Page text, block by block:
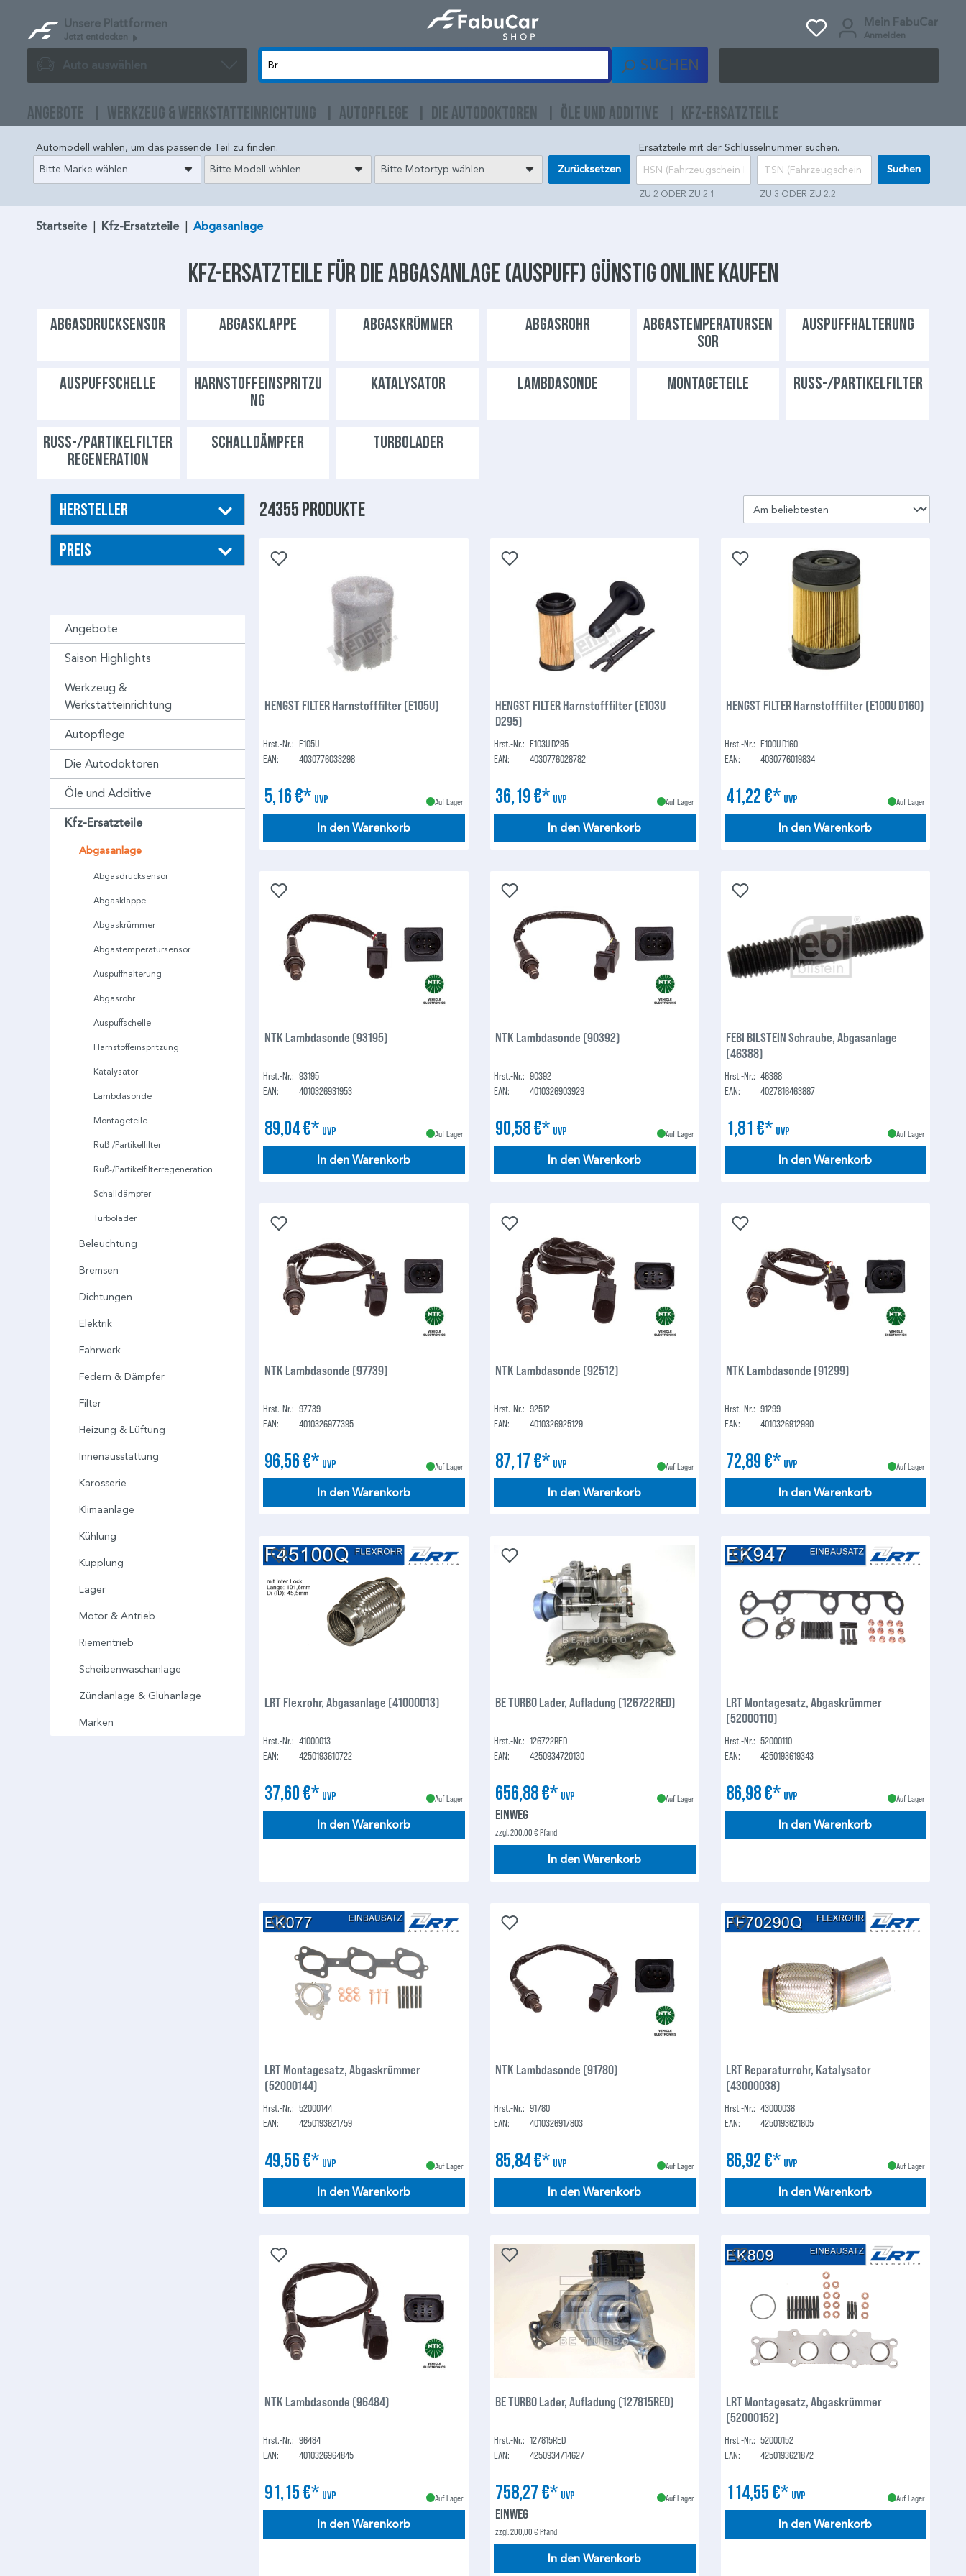
Unsere Plattformen
Jetzt entdecken
Mein FabuCar
Anmelden
Auto auswählen SUCHEN
ANGEBOTE WERKZEUG & WERKSTATTEINRICHTUNG AUTOPFLEGE DIE AUTODOKTOREN ÖLE UND ADDITIVE KFZ-ERSATZTEILE
Automodell wählen, um das passende Teil zu finden.
Bitte Marke wählen
Bitte Modell wählen Bitte Motortyp wählen Zurücksetzen
Ersatzteile mit der Schlüsselnummer suchen.
ZU 2 ODER ZU 2.1 ZU 3 ODER ZU 2.2
Suchen
Startseite Kfz-Ersatzteile Abgasanlage
Kfz-Ersatzteile für dieAbgasanlage (Auspuff) günstig online kaufen
ABGASDRUCKSENSOR ABGASKLAPPE ABGASKRÜMMER ABGASROHR
ABGASTEMPERATURSEN
SOR
AUSPUFFHALTERUNG
AUSPUFFSCHELLE
HARNSTOFFEINSPRITZU
NG
KATALYSATOR LAMBDASONDE MONTAGETEILE RUSS-/PARTIKELFILTER
RUSS-/PARTIKELFILTERR
EGENERATION
SCHALLDÄMPFER TURBOLADER
Hersteller
Preis
Angebote
Saison Highlights
Werkzeug &
Werkstatteinrichtung
Autopflege
Die Autodoktoren
Öle und Additive
Kfz-Ersatzteile
Abgasanlage
Abgasdrucksensor
Abgasklappe
Abgaskrümmer
Abgastemperatursensor
Auspuffhalterung
Abgasrohr
Auspuffschelle
Harnstoffeinspritzung
Katalysator
Lambdasonde
Montageteile
Ruß-/Partikelfilter
Ruß-/Partikelfilterregeneration
Schalldämpfer
Turbolader
Beleuchtung
Bremsen
Dichtungen
Elektrik
Fahrwerk
Federn & Dämpfer
Filter
Heizung & Lüftung
Innenausstattung
Karosserie
Klimaanlage
Kühlung
Kupplung
Lager
Motor & Antrieb
Riementrieb
Scheibenwaschanlage
Zündanlage & Glühanlage
Marken
24355 Produkte
HENGST FILTER Harnstofffilter (E105U)
Hrst.-Nr.: E105U
EAN:
4030776033298
5,16 €* UVP Auf Lager
In den Warenkorb
HENGST FILTER Harnstofffilter (E103U
D295)
Hrst.-Nr.: E103U D295
EAN:
4030776028782
36,19 €* UVP Auf Lager
In den Warenkorb
HENGST FILTER Harnstofffilter (E100U D160)
Hrst.-Nr.: E100U D160
EAN:
4030776019834
41,22 €* UVP Auf Lager
In den Warenkorb
NTK Lambdasonde (93195)
Hrst.-Nr.: 93195
EAN:
4010326931953
89,04 €* UVP Auf Lager
In den Warenkorb
NTK Lambdasonde (90392)
Hrst.-Nr.: 90392
EAN:
4010326903929
90,58 €* UVP Auf Lager
In den Warenkorb
FEBI BILSTEIN Schraube, Abgasanlage
(46388)
Hrst.-Nr.: 46388
EAN:
4027816463887
1,81 €* UVP Auf Lager
In den Warenkorb
NTK Lambdasonde (97739)
Hrst.-Nr.: 97739
EAN:
4010326977395
96,56 €* UVP Auf Lager
In den Warenkorb
NTK Lambdasonde (92512)
Hrst.-Nr.: 92512
EAN:
4010326925129
87,17 €* UVP Auf Lager
In den Warenkorb
NTK Lambdasonde (91299)
Hrst.-Nr.: 91299
EAN:
4010326912990
72,89 €* UVP Auf Lager
In den Warenkorb
LRT Flexrohr, Abgasanlage (41000013)
Hrst.-Nr.: 41000013
EAN:
4250193610722
37,60 €* UVP Auf Lager
In den Warenkorb
BE TURBO Lader, Aufladung (126722RED)
Hrst.-Nr.: 126722RED
EAN:
4250934720130
656,88 €* UVP Auf Lager
EINWEG
zzgl. 200,00 € Pfand
In den Warenkorb
LRT Montagesatz, Abgaskrümmer
(52000110)
Hrst.-Nr.: 52000110
EAN:
4250193619343
86,98 €* UVP Auf Lager
In den Warenkorb
LRT Montagesatz, Abgaskrümmer
(52000144)
Hrst.-Nr.: 52000144
EAN:
4250193621759
49,56 €* UVP Auf Lager
In den Warenkorb
NTK Lambdasonde (91780)
Hrst.-Nr.: 91780
EAN:
4010326917803
85,84 €* UVP Auf Lager
In den Warenkorb
LRT Reparaturrohr, Katalysator
(43000038)
Hrst.-Nr.: 43000038
EAN:
4250193621605
86,92 €* UVP Auf Lager
In den Warenkorb
NTK Lambdasonde (96484)
Hrst.-Nr.: 96484
EAN:
4010326964845
91,15 €* UVP Auf Lager
In den Warenkorb
BE TURBO Lader, Aufladung (127815RED)
Hrst.-Nr.: 127815RED
EAN:
4250934714627
758,27 €* UVP Auf Lager
EINWEG
zzgl. 200,00 € Pfand
In den Warenkorb
LRT Montagesatz, Abgaskrümmer
(52000152)
Hrst.-Nr.: 52000152
EAN:
4250193621872
114,55 €* UVP Auf Lager
In den Warenkorb